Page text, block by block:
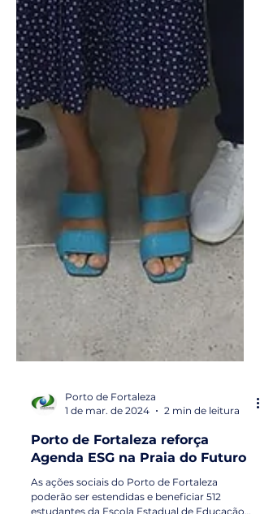
1 de mar. de 2024
2 min de leitura
Porto de Fortaleza reforça
Agenda ESG na Praia do Futuro
As ações sociais do Porto de Fortaleza